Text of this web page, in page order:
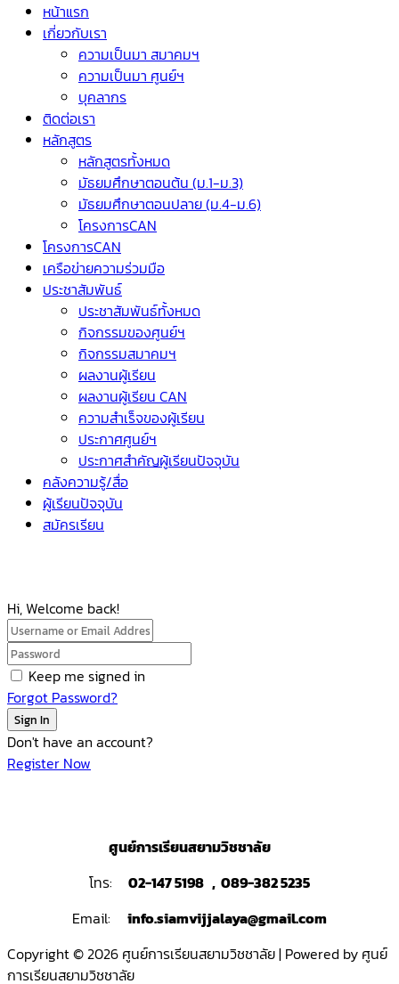
หน้าแรก
เกี่ยวกับเรา
ความเป็นมา สมาคมฯ
ความเป็นมา ศูนย์ฯ
บุคลากร
ติดต่อเรา
หลักสูตร
หลักสูตรทั้งหมด
มัธยมศึกษาตอนต้น (ม.1-ม.3)
มัธยมศึกษาตอนปลาย (ม.4-ม.6)
โครงการCAN
โครงการCAN
เครือข่ายความร่วมมือ
ประชาสัมพันธ์
ประชาสัมพันธ์ทั้งหมด
กิจกรรมของศูนย์ฯ
กิจกรรมสมาคมฯ
ผลงานผู้เรียน
ผลงานผู้เรียน CAN
ความสำเร็จของผู้เรียน
ประกาศศูนย์ฯ
ประกาศสำคัญผู้เรียนปัจจุบัน
คลังความรู้/สื่อ
ผู้เรียนปัจจุบัน
สมัครเรียน
Hi, Welcome back!
Keep me signed in
Forgot Password?
Sign In
Don't have an account?
Register Now
ศูนย์การเรียนสยามวิชชาลัย
โทร:
02-147 5198 , 089-382 5235
Email:
info.siamvijjalaya@gmail.com
Copyright © 2026 ศูนย์การเรียนสยามวิชชาลัย | Powered by ศูนย์
การเรียนสยามวิชชาลัย